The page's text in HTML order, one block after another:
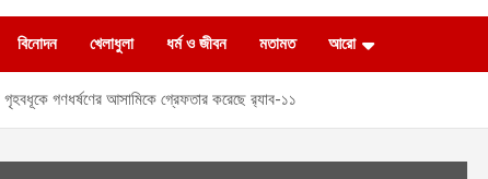
বিনোদন খেলাধুলা ধর্ম ও জীবন মতামত আরো
গণধর্ষণের আসামিকে গ্রেফতার করেছে র‌্যাব-১১